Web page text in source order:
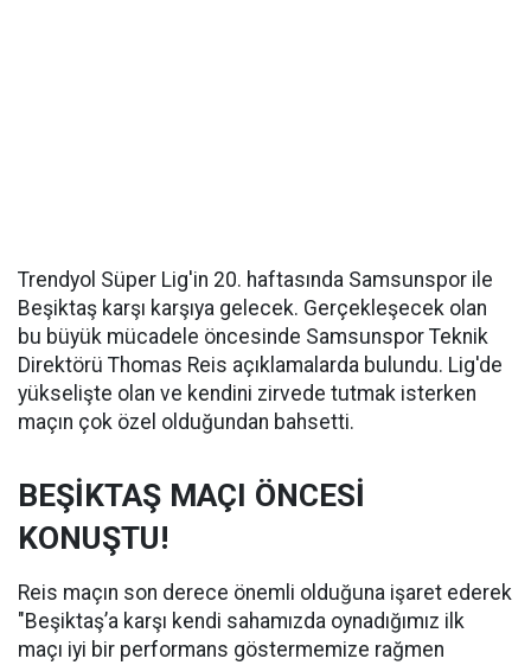
Trendyol Süper Lig'in 20. haftasında Samsunspor ile
Beşiktaş karşı karşıya gelecek. Gerçekleşecek olan
bu büyük mücadele öncesinde Samsunspor Teknik
Direktörü Thomas Reis açıklamalarda bulundu. Lig'de
yükselişte olan ve kendini zirvede tutmak isterken
maçın çok özel olduğundan bahsetti.
BEŞİKTAŞ MAÇI ÖNCESİ
KONUŞTU!
Reis maçın son derece önemli olduğuna işaret ederek
"Beşiktaş’a karşı kendi sahamızda oynadığımız ilk
maçı iyi bir performans göstermemize rağmen